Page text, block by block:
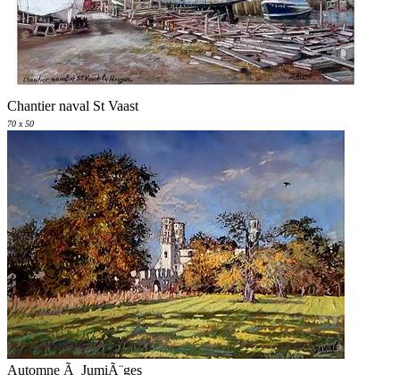
Chantier naval St Vaast
70 x 50
Automne Ã JumiÃ¨ges